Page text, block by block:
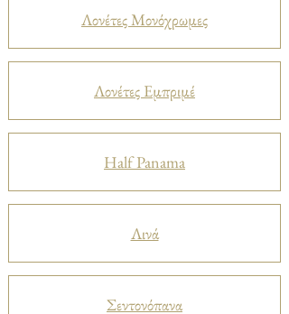
Λονέτες Μονόχρωμες
Λονέτες Εμπριμέ
Half Panama
Λινά
Σεντονόπανα